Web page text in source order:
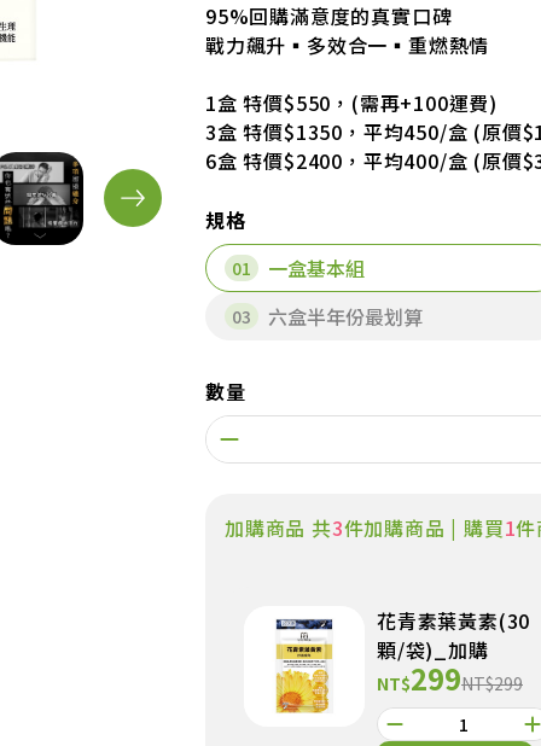
95%回購滿意度的真實口碑
戰力飆升▪多效合一▪重燃熱情
1盒 特價$550，(需再+100運費)
3盒 特價$1350，平均450/盒 (原價
6盒 特價$2400，平均400/盒 (原價
規格
一盒基本組
六盒半年份最划算
數量
加購商品 共3件加購商品 | 購買1
花青素葉黃素(30
顆/袋)_加購
NT$299NT$299